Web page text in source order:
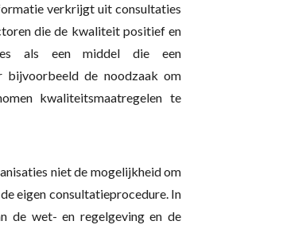
verkrijgt uit consultaties
die de kwaliteit positief en
als een middel die een
bijvoorbeeld de noodzaak om
kwaliteitsmaatregelen te
niet de mogelijkheid om
eigen consultatieprocedure. In
de wet- en regelgeving en de